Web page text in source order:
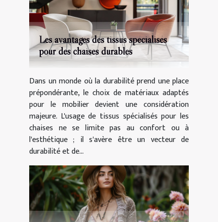
Les avantages des tissus spécialisés
pour des chaises durables
Dans un monde où la durabilité prend une place
prépondérante, le choix de matériaux adaptés
pour le mobilier devient une considération
majeure. L'usage de tissus spécialisés pour les
chaises ne se limite pas au confort ou à
l'esthétique ; il s'avère être un vecteur de
durabilité et de...